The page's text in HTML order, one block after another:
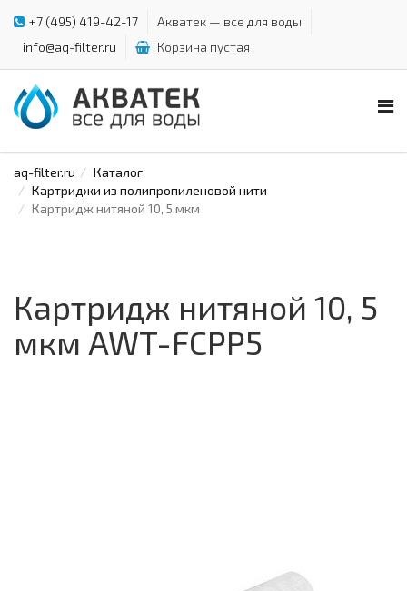
+7 (495) 419-42-17
Акватек — все для воды
info@aq-filter.ru
Корзина пустая
aq-filter.ru
Каталог
Картриджи из полипропиленовой нити
Картридж нитяной 10, 5 мкм
Картридж нитяной 10, 5
мкм AWT-FCPP5